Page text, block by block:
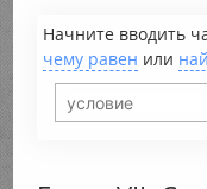
Начните вводить
чему равен или